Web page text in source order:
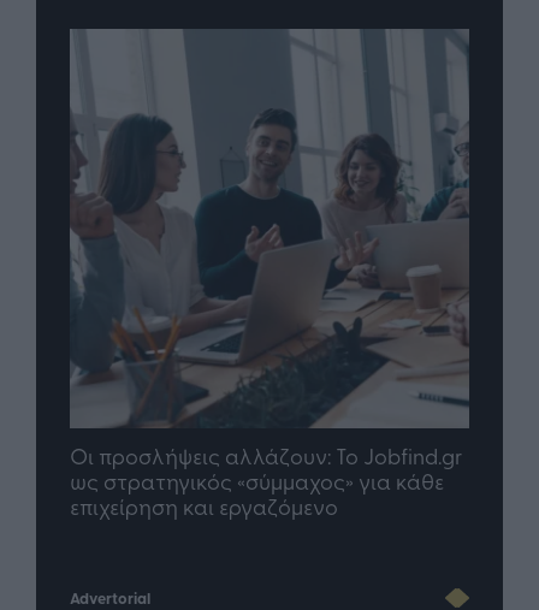
TP Greece: Πώς διαμορφώνεται το
μέλλον του Insurance στην εποχή του AI
Advertorial